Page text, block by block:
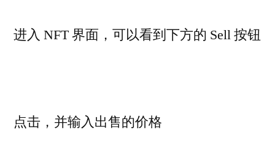
进入 NFT 界面，可以看到下方的 Sell 按钮
点击，并输入出售的价格